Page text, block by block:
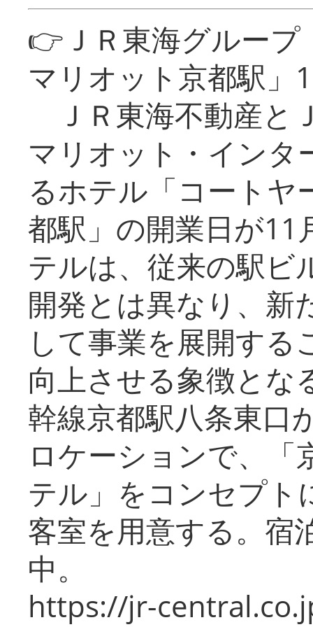
👉ＪＲ東海グルー
マリオット京都駅」
ＪＲ東海不動産と
マリオット・インタ
るホテル「コートヤ
都駅」の開業日が11
テルは、従来の駅ビ
開発とは異なり、新
して事業を展開する
向上させる象徴とな
幹線京都駅八条東口
ロケーションで、「
テル」をコンセプト
客室を用意する。宿
中。
https://jr-